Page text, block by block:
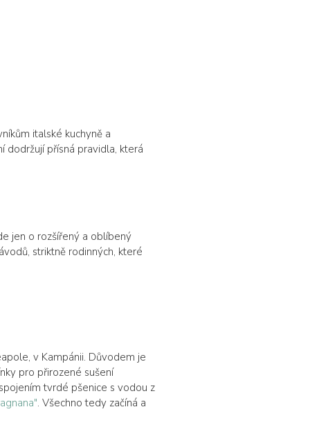
italské kuchyně a
dodržují přísná pravidla, která
jen o rozšířený a oblíbený
striktně rodinných, které
v Kampánii. Důvodem je
pro přirozené sušení
tvrdé pšenice s vodou z
. Všechno tedy začíná a